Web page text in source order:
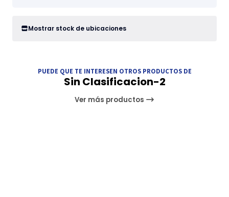
Mostrar stock de ubicaciones
PUEDE QUE TE INTERESEN OTROS PRODUCTOS DE
Sin Clasificacion-2
Ver más productos